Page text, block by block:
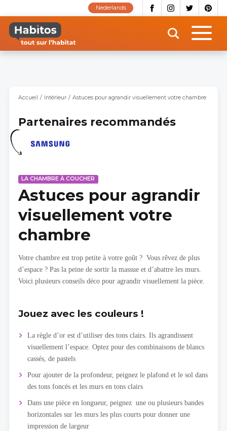
contenu
principal
Nederlands
Accueil Intérieur Astuces pour agrandir visuellement votre chambre
Partenaires recommandés
LA CHAMBRE À COUCHER
Astuces pour agrandir
visuellement votre
chambre
Votre chambre est trop petite à votre goût ? Vous rêvez de plus
d’espace ? Pas la peine de sortir la massue et d’abattre les murs.
Voici plusieurs conseils déco pour agrandir visuellement la pièce.
Jouez avec les couleurs !
La règle d’or est d’utiliser des tons clairs. Ils agrandissent
visuellement l’espace. Optez pour des combinaisons de blancs
cassés, de pastels
Pour ajouter de la profondeur, peignez le plafond et le sol dans
des tons foncés et les murs en tons clairs
Dans une pièce en longueur, peignez une ou plusieurs bandes
horizontales sur les murs les plus courts pour donner une
impression de largeur